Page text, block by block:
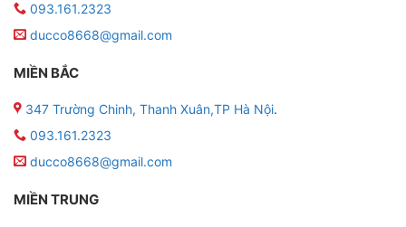
093.161.2323
ducco8668@gmail.com
MIỀN BẮC
347 Trường Chinh, Thanh Xuân,TP Hà Nội.
093.161.2323
ducco8668@gmail.com
MIỀN TRUNG